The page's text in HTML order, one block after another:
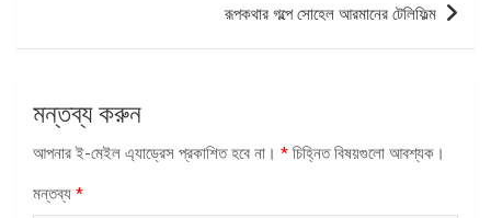
রূপকথার গল্পে সোহেল আরমানের টেলিফিল্ম
মন্তব্য করুন
আপনার ই-মেইল এ্যাড্রেস প্রকাশিত হবে না। * চিহ্নিত বিষয়গুলো আবশ্যক।
মন্তব্য *